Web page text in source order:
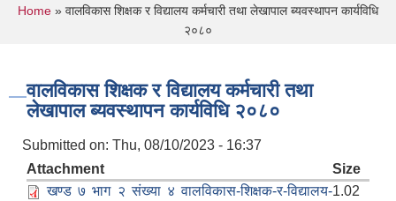
You are here
Home » वालविकास शिक्षक र विद्यालय कर्मचारी तथा लेखापाल ब्यवस्थापन कार्यविधि
२०८०
वालविकास शिक्षक र विद्यालय कर्मचारी तथा
लेखापाल ब्यवस्थापन कार्यविधि २०८०
Submitted on: Thu, 08/10/2023 - 16:37
Attachment
Size
खण्ड ७ भाग २ संख्या ४ वालविकास-शिक्षक-र-विद्यालय-1.02